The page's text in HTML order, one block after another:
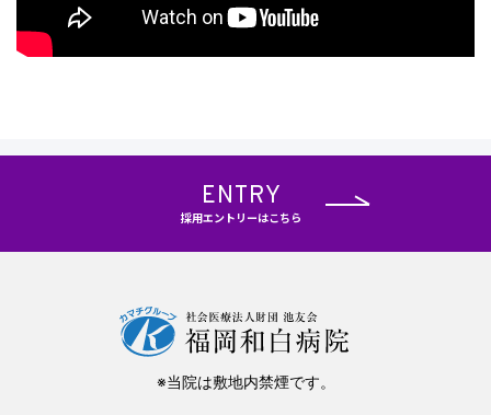
ENTRY
採用エントリーはこちら
※当院は敷地内禁煙です。